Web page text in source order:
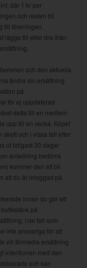
där 1 kr per
och resten till
till föreningen.
lägga till eller dra ifrån
och den aktuella
ändra sin ersättning
på
för ej uppdaterad
detta till en medlem
upp till en vecka. Köpet
skett och i vissa fall efter
ut tidigast 30 dagar
anledning bedöms
kommer den att bli
att du är inloggad på
innan du gör ett
på
I de fall som
inte ansvariga för att
vill förmedla ersättning
intentionen med den
och kan